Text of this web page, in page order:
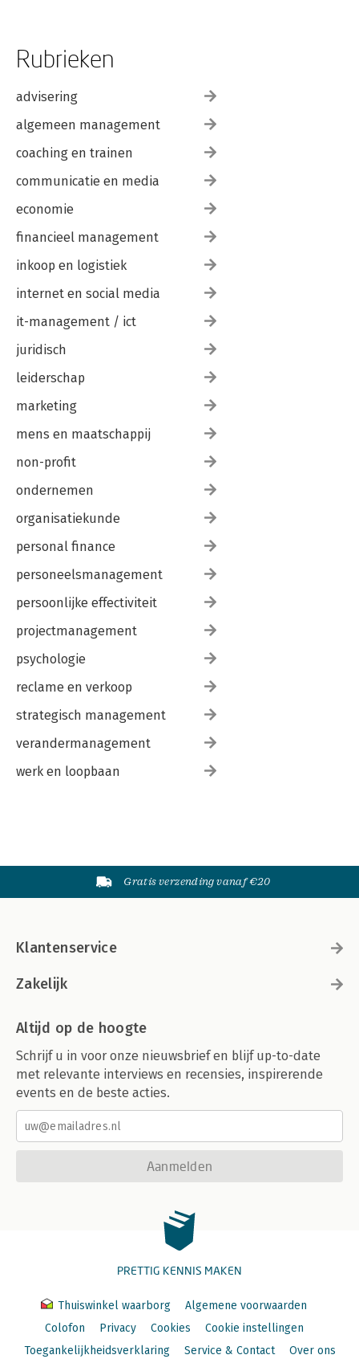
Rubrieken
advisering
algemeen management
coaching en trainen
communicatie en media
economie
financieel management
inkoop en logistiek
internet en social media
it-management / ict
juridisch
leiderschap
marketing
mens en maatschappij
non-profit
ondernemen
organisatiekunde
personal finance
personeelsmanagement
persoonlijke effectiviteit
projectmanagement
psychologie
reclame en verkoop
strategisch management
verandermanagement
werk en loopbaan
Gratis verzending vanaf €20
Klantenservice
Zakelijk
Altijd op de hoogte
Schrijf u in voor onze nieuwsbrief en blijf up-to-date
met relevante interviews en recensies, inspirerende
events en de beste acties.
Aanmelden
PRETTIG KENNIS MAKEN
Thuiswinkel waarborg
Algemene voorwaarden
Colofon
Privacy Cookies
Cookie instellingen
Toegankelijkheidsverklaring
Service & Contact Over ons